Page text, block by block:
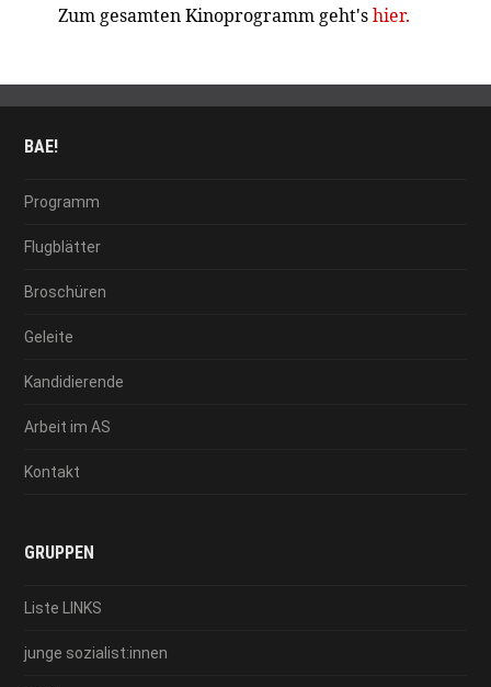
Zum gesamten Kinoprogramm geht'shier.
BAE!
Programm
Flugblätter
Broschüren
Geleite
Kandidierende
Arbeit im AS
Kontakt
GRUPPEN
Liste LINKS
junge sozialist:innen